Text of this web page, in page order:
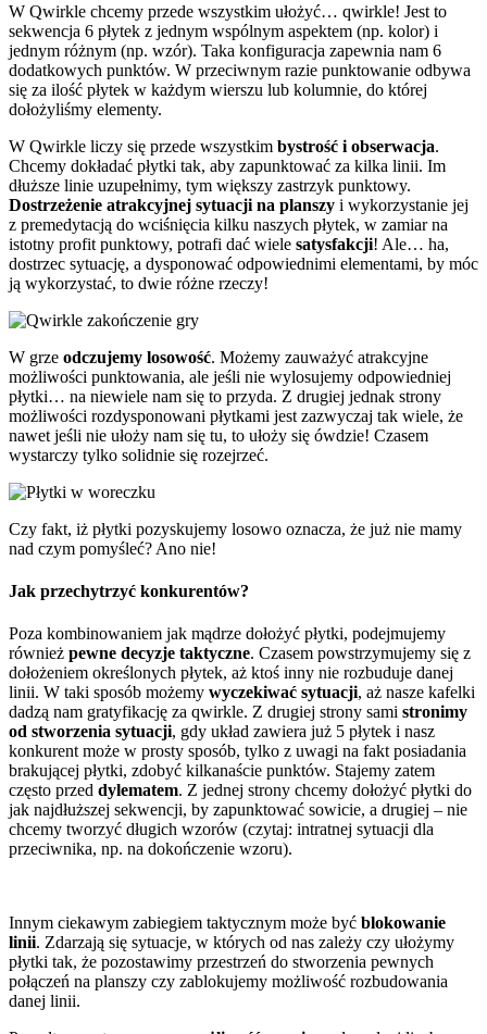
W Qwirkle chcemy przede wszystkim ułożyć… qwirkle! Jest to
sekwencja 6 płytek z jednym wspólnym aspektem (np. kolor) i
jednym różnym (np. wzór). Taka konfiguracja zapewnia nam 6
dodatkowych punktów. W przeciwnym razie punktowanie odbywa
się za ilość płytek w każdym wierszu lub kolumnie, do której
dołożyliśmy elementy.
W Qwirkle liczy się przede wszystkim bystrość i obserwacja.
Chcemy dokładać płytki tak, aby zapunktować za kilka linii. Im
dłuższe linie uzupełnimy, tym większy zastrzyk punktowy.
Dostrzeżenie atrakcyjnej sytuacji na planszy i wykorzystanie jej
z premedytacją do wciśnięcia kilku naszych płytek, w zamiar na
istotny profit punktowy, potrafi dać wiele satysfakcji! Ale… ha,
dostrzec sytuację, a dysponować odpowiednimi elementami, by móc
ją wykorzystać, to dwie różne rzeczy!
W grze odczujemy losowość. Możemy zauważyć atrakcyjne
możliwości punktowania, ale jeśli nie wylosujemy odpowiedniej
płytki… na niewiele nam się to przyda. Z drugiej jednak strony
możliwości rozdysponowani płytkami jest zazwyczaj tak wiele, że
nawet jeśli nie ułoży nam się tu, to ułoży się ówdzie! Czasem
wystarczy tylko solidnie się rozejrzeć.
Czy fakt, iż płytki pozyskujemy losowo oznacza, że już nie mamy
nad czym pomyśleć? Ano nie!
Jak przechytrzyć konkurentów?
Poza kombinowaniem jak mądrze dołożyć płytki, podejmujemy
również pewne decyzje taktyczne. Czasem powstrzymujemy się z
dołożeniem określonych płytek, aż ktoś inny nie rozbuduje danej
linii. W taki sposób możemy wyczekiwać sytuacji, aż nasze kafelki
dadzą nam gratyfikację za qwirkle. Z drugiej strony sami stronimy
od stworzenia sytuacji, gdy układ zawiera już 5 płytek i nasz
konkurent może w prosty sposób, tylko z uwagi na fakt posiadania
brakującej płytki, zdobyć kilkanaście punktów. Stajemy zatem
często przed dylematem. Z jednej strony chcemy dołożyć płytki do
jak najdłuższej sekwencji, by zapunktować sowicie, a drugiej – nie
chcemy tworzyć długich wzorów (czytaj: intratnej sytuacji dla
przeciwnika, np. na dokończenie wzoru).
Innym ciekawym zabiegiem taktycznym może być blokowanie
linii. Zdarzają się sytuacje, w których od nas zależy czy ułożymy
płytki tak, że pozostawimy przestrzeń do stworzenia pewnych
połączeń na planszy czy zablokujemy możliwość rozbudowania
danej linii.